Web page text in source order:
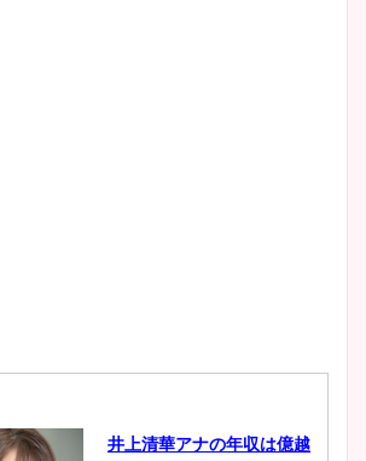
肉も凄い！
井上清華アナの年収は億越